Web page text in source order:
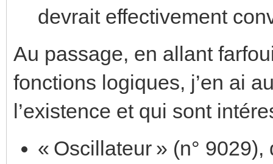
devrait effectivement
Au passage, en allant
fonctions logiques, j’en ai
l’existence et qui sont
« Oscillateur » (n°